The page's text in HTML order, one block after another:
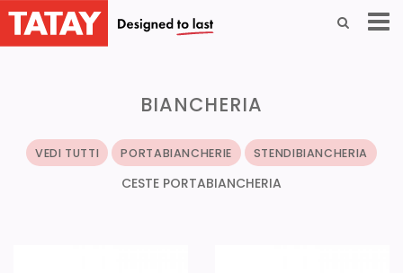
BIANCHERIA
VEDI TUTTI PORTABIANCHERIE STENDIBIANCHERIA
CESTE PORTABIANCHERIA